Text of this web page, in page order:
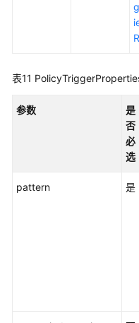
表11
参数
是
否
必
选
pattern 是